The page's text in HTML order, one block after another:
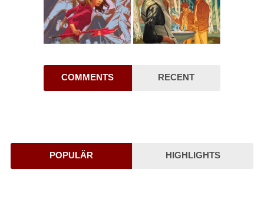
COMMENTS RECENT
POPULÄR HIGHLIGHTS